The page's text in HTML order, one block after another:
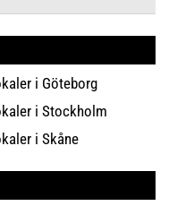
i Göteborg
i Stockholm
i Skåne